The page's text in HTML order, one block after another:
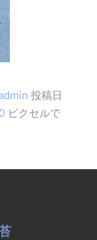
投稿日
ピクセルで